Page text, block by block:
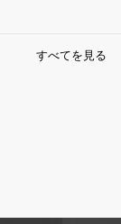
すべてを見る